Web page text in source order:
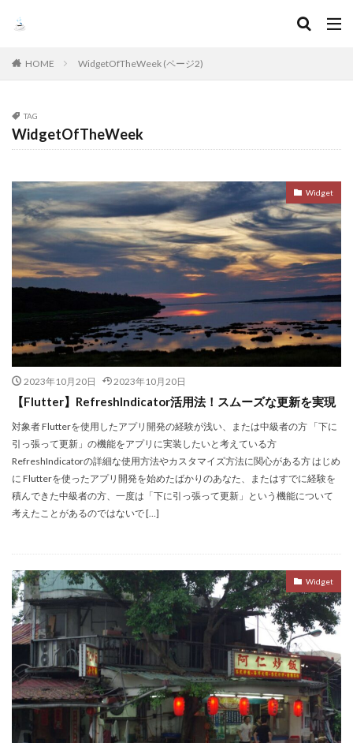
HOME WidgetOfTheWeek (ページ2)
TAG
WidgetOfTheWeek
Widget
2023年10月20日 2023年10月20日
【Flutter】​RefreshIndicator活用法！スムーズな更新を実現
対象者 Flutterを使用したアプリ開発の経験が浅い、または中級者の方 「下に
引っ張って更新」の機能をアプリに実装したいと考えている方
RefreshIndicatorの詳細な使用方法やカスタマイズ方法に関心がある方 はじめ
に Flutterを使ったアプリ開発を始めたばかりのあなた、またはすでに経験を
積んできた中級者の方、一度は「下に引っ張って更新」という機能について
考えたことがあるのではないで […]
Widget